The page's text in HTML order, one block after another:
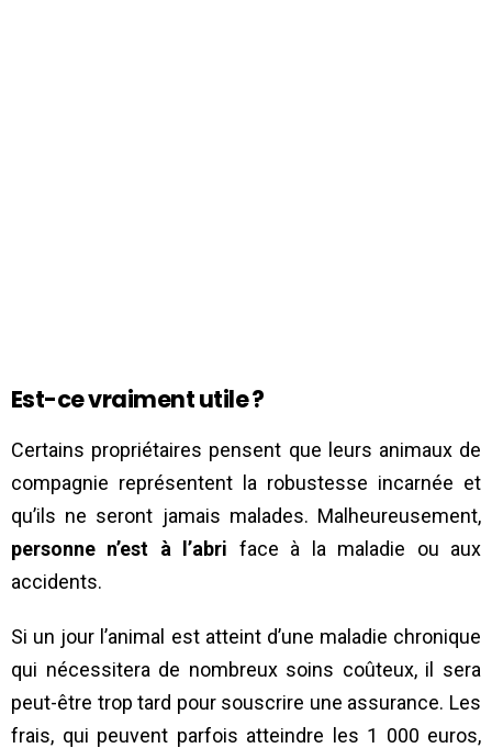
Est-ce vraiment utile ?
Certains propriétaires pensent que leurs animaux de
compagnie représentent la robustesse incarnée et
qu’ils ne seront jamais malades. Malheureusement,
personne n’est à l’abri face à la maladie ou aux
accidents.
Si un jour l’animal est atteint d’une maladie chronique
qui nécessitera de nombreux soins coûteux, il sera
peut-être trop tard pour souscrire une assurance. Les
frais, qui peuvent parfois atteindre les 1 000 euros,